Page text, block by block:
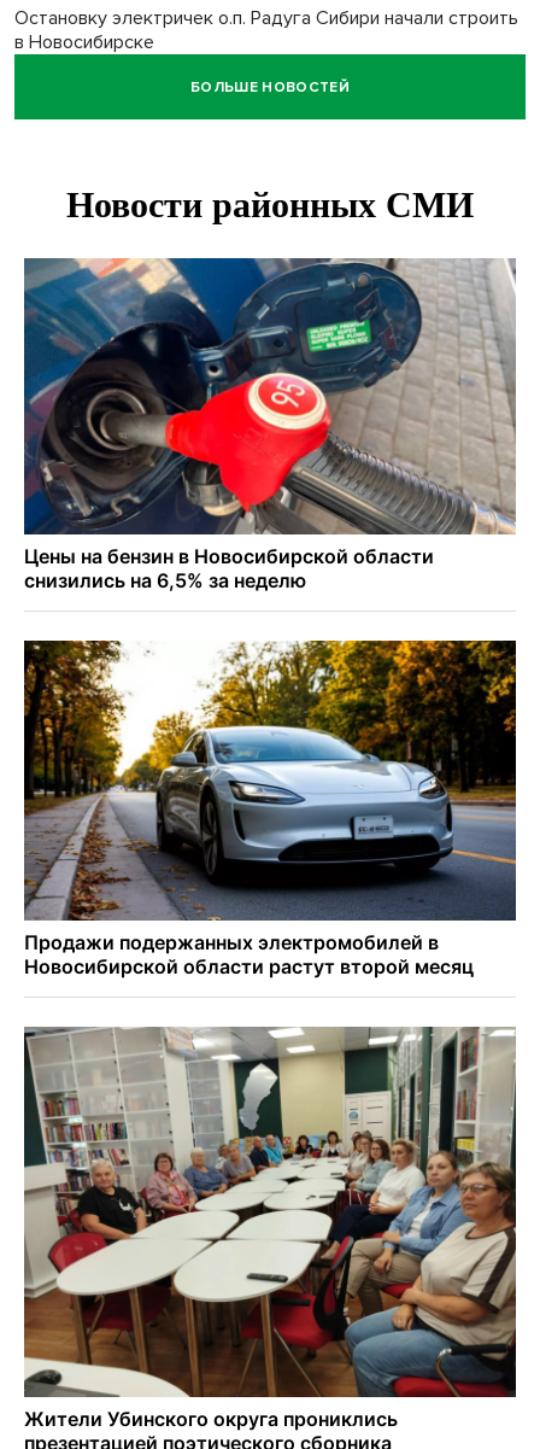
Остановку электричек о.п. Радуга Сибири начали строить
в Новосибирске
Транспортная прокуратура проверит S7 после инцидента
500 литров ухи сварили новосибирцам на
Под Новосибирском двое пострадали в ДТП с
перевернувшейся «ГАЗелью»
Легендарный хоккеист Тарасенко вернулся к брату в
Новосибирск
БОЛЬШЕ НОВОСТЕЙ